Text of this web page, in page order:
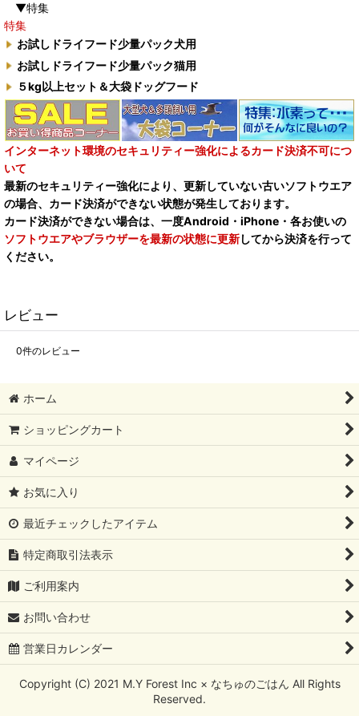
▼特集
特集
お試しドライフード少量パック犬用
お試しドライフード少量パック猫用
５kg以上セット＆大袋ドッグフード
インターネット環境のセキュリティー強化によるカード決済不可につ
いて
最新のセキュリティー強化により、更新していない古いソフトウエア
の場合、カード決済ができない状態が発生しております。
カード決済ができない場合は、一度Android・iPhone・各お使いの
ソフトウエアやブラウザーを最新の状態に更新してから決済を行って
ください。
レビュー
0件のレビュー
ホーム
ショッピングカート
マイページ
お気に入り
最近チェックしたアイテム
特定商取引法表示
ご利用案内
お問い合わせ
営業日カレンダー
Copyright (C) 2021 M.Y Forest Inc × なちゅのごはん All Rights
Reserved.